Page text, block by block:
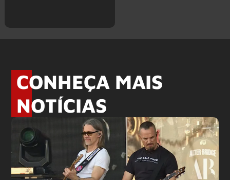
CONHEÇA MAIS
NOTÍCIAS